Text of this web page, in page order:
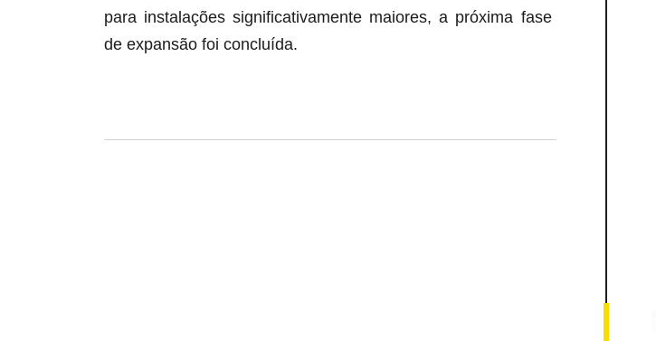
para instalações significativamente maiores, a próxima fase
de expansão foi concluída.